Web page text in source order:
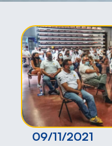
09/11/2021